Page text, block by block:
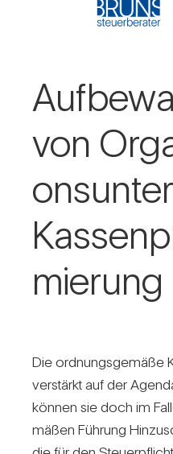
von
mie­rung
Die ord­nungs­ge­mäße
ver­stärkt auf der
können sie doch im
mäßen Füh­rung